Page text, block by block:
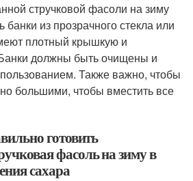
стручковой фасоли на зиму
банки из прозрачного стекла или
плотный крышкую и
должны быть очищены и
Также важно, чтобы
большими, чтобы вместить все
готовить
фасоль на зиму в
сахара